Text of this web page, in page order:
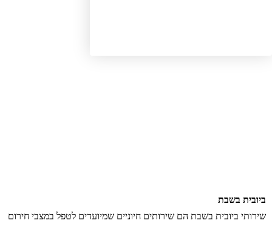
בשבת
ביובית בשבת הם שירותים חיוניים שמיועדים לטפל במצבי חירום